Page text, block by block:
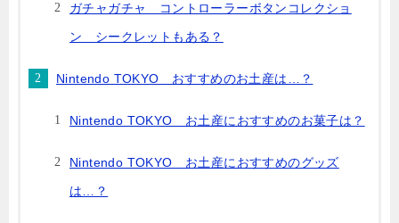
ガチャガチャ コントローラーボタンコレクショ
ン シークレットもある？
Nintendo TOKYO おすすめのお土産は…？
Nintendo TOKYO お土産におすすめのお菓子は？
Nintendo TOKYO お土産におすすめのグッズ
は…？